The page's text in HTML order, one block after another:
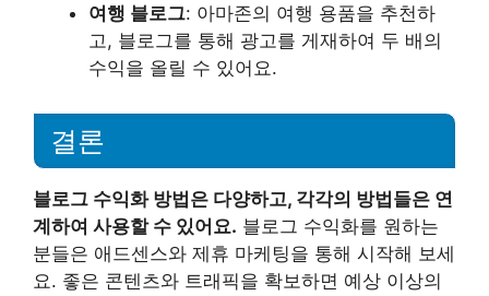
여행 블로그: 아마존의 여행 용품을 추천하
고, 블로그를 통해 광고를 게재하여 두 배의
수익을 올릴 수 있어요.
결론
블로그 수익화 방법은 다양하고, 각각의 방법들은 연
계하여 사용할 수 있어요. 블로그 수익화를 원하는
분들은 애드센스와 제휴 마케팅을 통해 시작해 보세
요. 좋은 콘텐츠와 트래픽을 확보하면 예상 이상의